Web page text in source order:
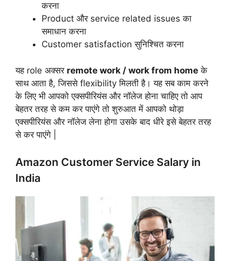
करना
Product और service related issues का
समाधान करना
Customer satisfaction सुनिश्चित करना
यह role अक्सर remote work / work from home के
साथ आता है, जिससे flexibility मिलती है। यह सब काम करने
के लिए भी आपको एक्सपीरियंस और नॉलेज होना चाहिए तो आप
बेहतर तरह से कम कर पाएंगे तो शुरुआत में आपको थोड़ा
एक्सपीरियंस और नॉलेज लेना होगा उसके बाद धीरे इसे बेहतर तरह
से कर पाएंगे |
Amazon Customer Service Salary in
India